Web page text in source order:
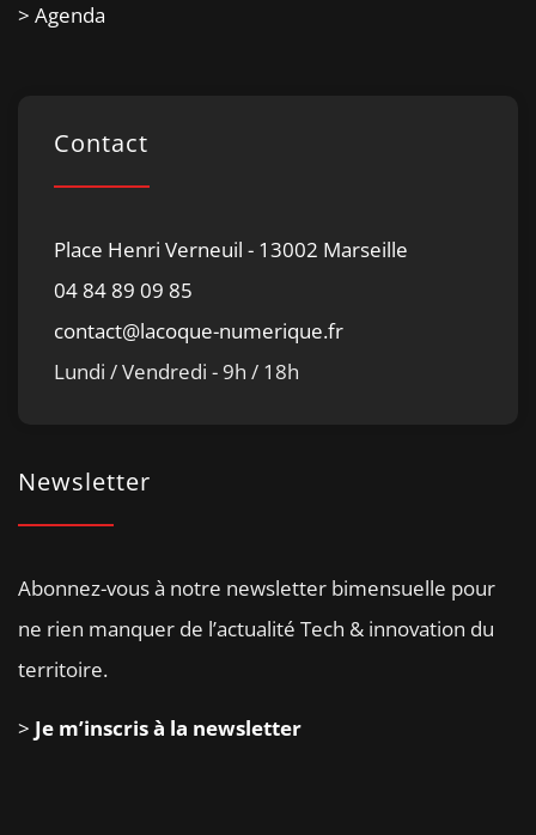
> Agenda
Contact
Place Henri Verneuil - 13002 Marseille
04 84 89 09 85
contact@lacoque-numerique.fr
Lundi / Vendredi - 9h / 18h
Newsletter
Abonnez-vous à notre newsletter bimensuelle pour
ne rien manquer de l’actualité Tech & innovation du
territoire.
> Je m’inscris à la newsletter